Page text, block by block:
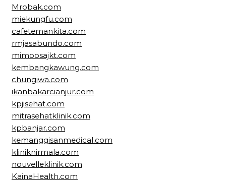
Mrobak.com
miekungfu.com
cafetemankita.com
rmjasabundo.com
mimoosajkt.com
kembangkawung.com
chungiwa.com
ikanbakarcianjur.com
kpjisehat.com
mitrasehatklinik.com
kpbanjar.com
kemanggisanmedical.com
kliniknirmala.com
nouvelleklinik.com
KainaHealth.com